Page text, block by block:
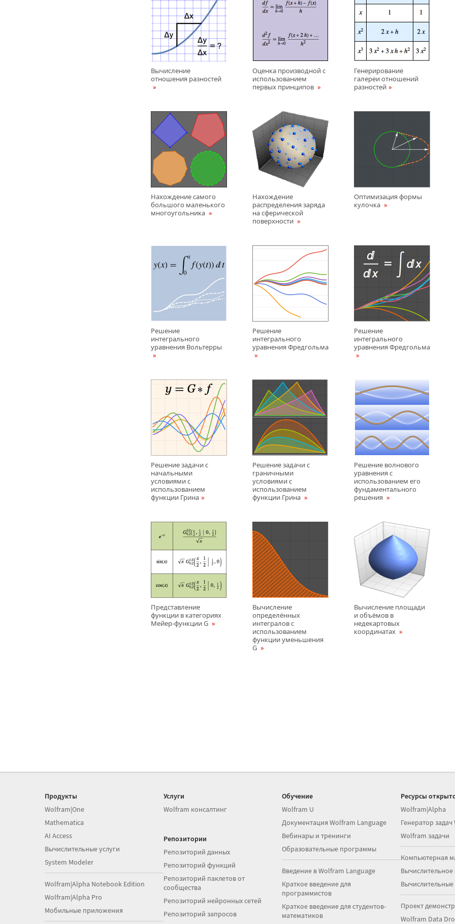
Вычисление
отношения разностей
Оценка производной с
использованием
первых принципов
Генерирование
галереи отношений
разностей
Нахождение самого
большого маленького
многоугольника
Нахождение
распределения заряда
на сферической
поверхности
Оптимизация формы
кулочка
Решение
интегрального
уравнения Вольтерры
Решение
интегрального
уравнения Фредгольма
Решение
интегрального
уравнения Фредгольма
Решение задачи с
начальными
условиями с
использованием
функции Грина
Решение задачи с
граничными
условиями с
использованием
функции Грина
Решение волнового
уравнения с
использованием его
фундаментального
решения
Представление
функции в категориях
Мейер-функции G
Вычисление
определённых
интегралов с
использованием
функции уменьшения
G
Вычисление площади
и объёмов в
недекартовых
координатах
Продукты
Wolfram|One
Mathematica
AI Access
Вычислительные услуги
System Modeler
Wolfram|Alpha Notebook Edition
Wolfram|Alpha Pro
Мобильные приложения
Услуги
Wolfram консалтинг
Репозитории
Репозиторий данных
Репозиторий функций
Репозиторий паклетов от
сообщества
Репозиторий нейронных сетей
Репозиторий запросов
Обучение
Wolfram U
Документация Wolfram Language
Вебинары и тренинги
Образовательные программы
Введение в Wolfram Language
Краткое введение для
программистов
Краткое введение для студентов-
математиков
Ресурсы
Wolfram|Alpha
Генератор
Wolfram задачи
Компьютерная
Проект
Wolfram Data